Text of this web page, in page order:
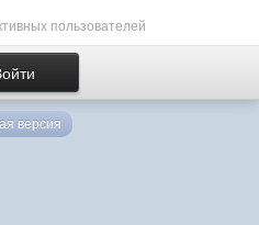
пользователей
версия